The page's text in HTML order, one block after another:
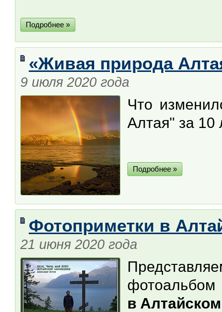
Подробнее »
«Живая природа
9 июля 2020 года
Что
Алтая" за 10
Подробнее »
Фотоприметки в
21 июня 2020 года
фотоальбом
в